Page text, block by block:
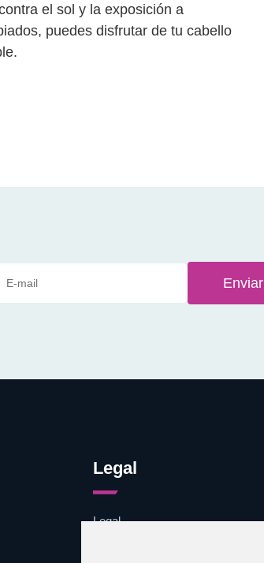
el sol y la exposición a
puedes disfrutar de tu cabello
Enviar
Legal
Legal